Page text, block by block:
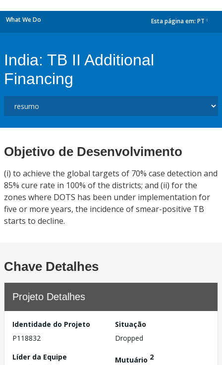
What We Do Esta página em: PT
India: TB II Additional
Financing
Objetivo de Desenvolvimento
(i) to achieve the global targets of 70% case detection and
85% cure rate in 100% of the districts; and (ii) for the
zones where DOTS has been under implementation for
five or more years, the incidence of smear-positive TB
starts to decline.
Chave Detalhes
Projeto Detalhes
Identidade do Projeto
P118832
Situação
Dropped
Líder da Equipe
Mutuário 2